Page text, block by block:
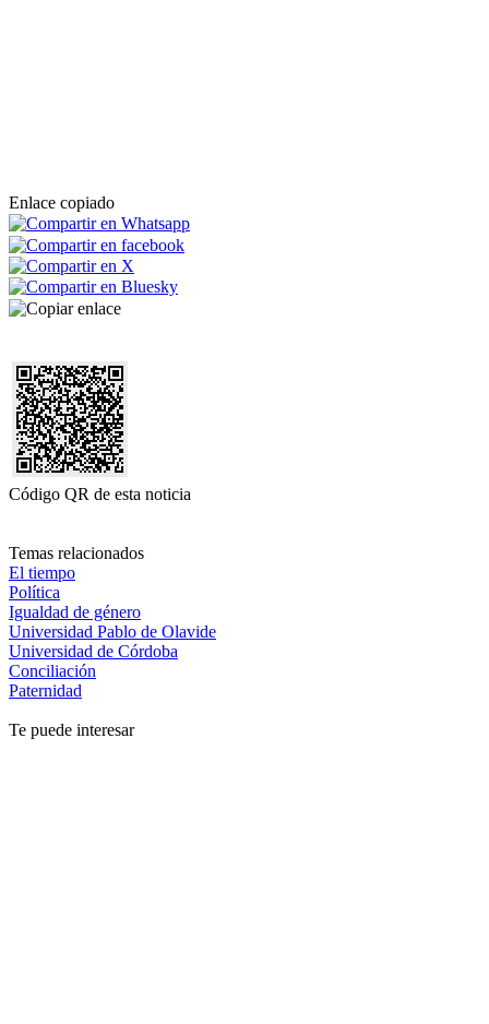
Enlace copiado
Código QR de esta noticia
Temas relacionados
El tiempo
Política
Igualdad de género
Universidad Pablo de Olavide
Universidad de Córdoba
Conciliación
Paternidad
Te puede interesar